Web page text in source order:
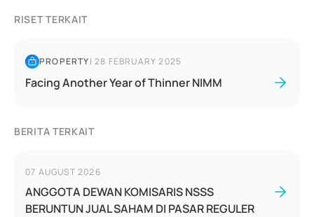
RISET TERKAIT
PROPERTY|28 FEBRUARY 2025
Facing Another Year of Thinner NIMM
BERITA TERKAIT
07 AUGUST 2026
ANGGOTA DEWAN KOMISARIS NSSS
BERUNTUN JUAL SAHAM DI PASAR REGULER